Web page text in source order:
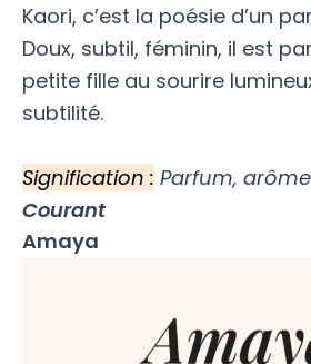
Kaori, c’est la poésie d’un
Doux, subtil, féminin, il est
petite fille au sourire
subtilité.
Signification : Parfum,
Courant
Amaya